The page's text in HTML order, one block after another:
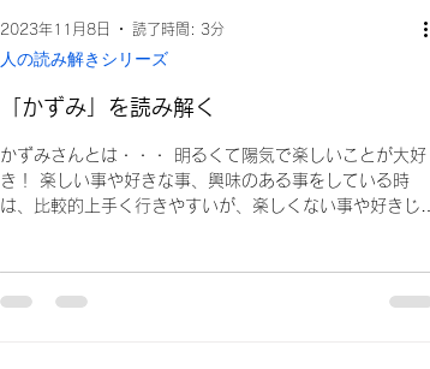
「かずみ」を読み解く
かずみさんとは・・・ 明るくて陽気で楽しいことが大好
き！ 楽しい事や好きな事、興味のある事をしている時
は、比較的上手く行きやすいが、楽しくない事や好きじゃ
人の読み解きシリーズ
2023年11月8日 読了時間: 3分